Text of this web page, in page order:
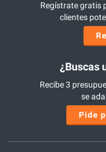
Regístrate gratis
clientes
¿Buscas
Recibe 3
se
Pide